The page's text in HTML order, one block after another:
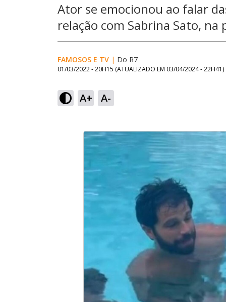
Ator se emocionou ao falar
relação com Sabrina Sato, na
FAMOSOS E TV | Do R7
01/03/2022 - 20H15 (ATUALIZADO EM 03/04/2024 - 22H41)
A+ A-